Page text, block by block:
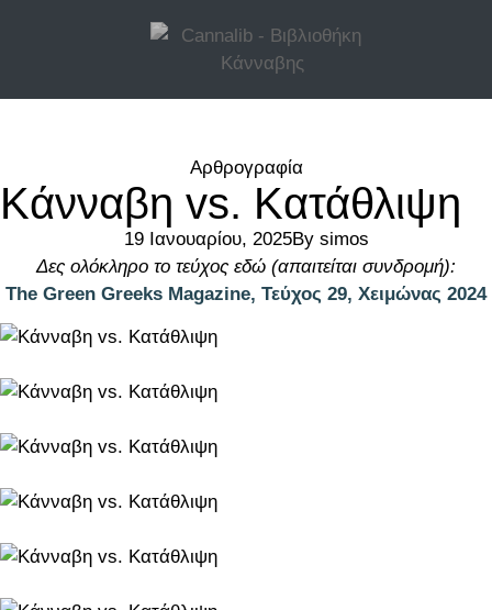
Αρθρογραφία
Κάνναβη vs. Κατάθλιψη
19 Ιανουαρίου, 2025Bysimos
Δες ολόκληρο το τεύχος εδώ (απαιτείται συνδρομή):
The Green Greeks Magazine, Τεύχος 29, Χειμώνας 2024